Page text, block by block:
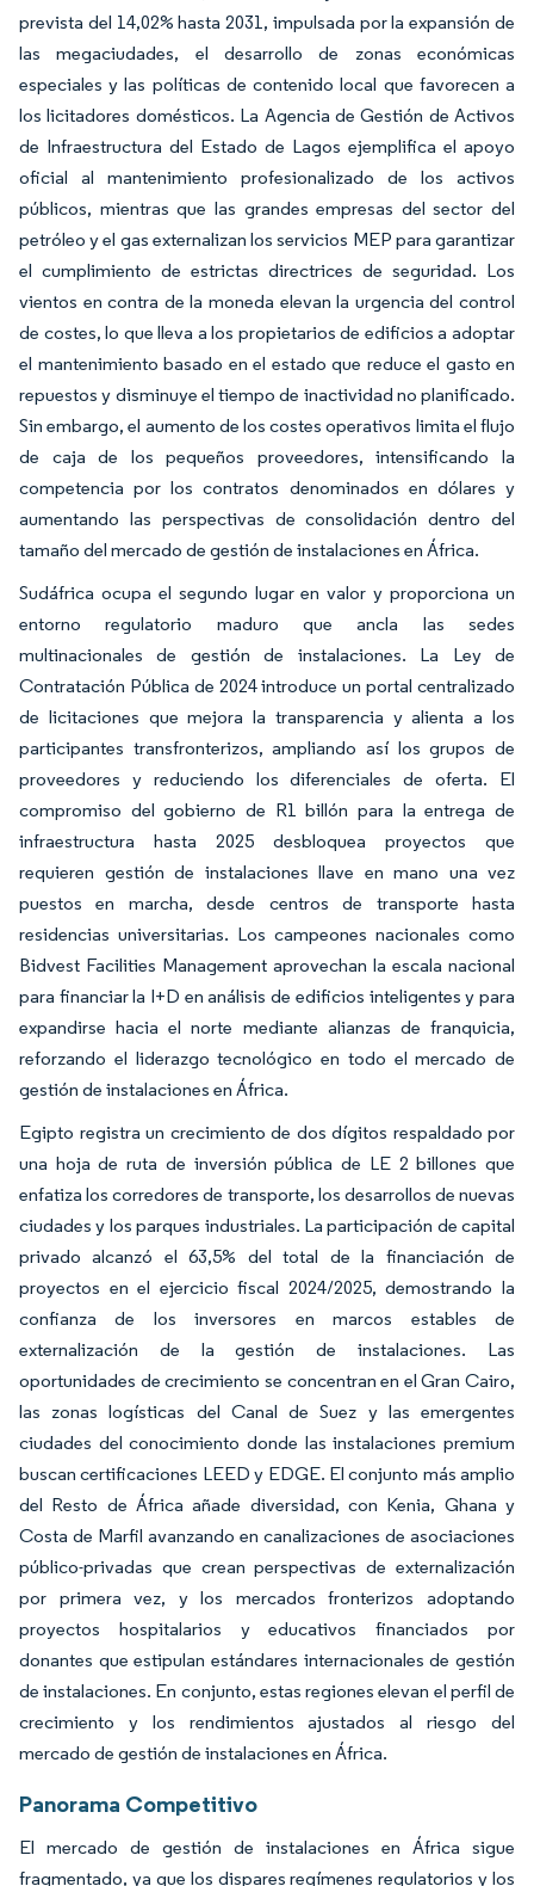
prevista del 14,02% hasta 2031, impulsada por la expansión de
las megaciudades, el desarrollo de zonas económicas
especiales y las políticas de contenido local que favorecen a
los licitadores domésticos. La Agencia de Gestión de Activos
de Infraestructura del Estado de Lagos ejemplifica el apoyo
oficial al mantenimiento profesionalizado de los activos
públicos, mientras que las grandes empresas del sector del
petróleo y el gas externalizan los servicios MEP para garantizar
el cumplimiento de estrictas directrices de seguridad. Los
vientos en contra de la moneda elevan la urgencia del control
de costes, lo que lleva a los propietarios de edificios a adoptar
el mantenimiento basado en el estado que reduce el gasto en
repuestos y disminuye el tiempo de inactividad no planificado.
Sin embargo, el aumento de los costes operativos limita el flujo
de caja de los pequeños proveedores, intensificando la
competencia por los contratos denominados en dólares y
aumentando las perspectivas de consolidación dentro del
tamaño del mercado de gestión de instalaciones en África.
Sudáfrica ocupa el segundo lugar en valor y proporciona un
entorno regulatorio maduro que ancla las sedes
multinacionales de gestión de instalaciones. La Ley de
Contratación Pública de 2024 introduce un portal centralizado
de licitaciones que mejora la transparencia y alienta a los
participantes transfronterizos, ampliando así los grupos de
proveedores y reduciendo los diferenciales de oferta. El
compromiso del gobierno de R1 billón para la entrega de
infraestructura hasta 2025 desbloquea proyectos que
requieren gestión de instalaciones llave en mano una vez
puestos en marcha, desde centros de transporte hasta
residencias universitarias. Los campeones nacionales como
Bidvest Facilities Management aprovechan la escala nacional
para financiar la I+D en análisis de edificios inteligentes y para
expandirse hacia el norte mediante alianzas de franquicia,
reforzando el liderazgo tecnológico en todo el mercado de
gestión de instalaciones en África.
Egipto registra un crecimiento de dos dígitos respaldado por
una hoja de ruta de inversión pública de LE 2 billones que
enfatiza los corredores de transporte, los desarrollos de nuevas
ciudades y los parques industriales. La participación de capital
privado alcanzó el 63,5% del total de la financiación de
proyectos en el ejercicio fiscal 2024/2025, demostrando la
confianza de los inversores en marcos estables de
externalización de la gestión de instalaciones. Las
oportunidades de crecimiento se concentran en el Gran Cairo,
las zonas logísticas del Canal de Suez y las emergentes
ciudades del conocimiento donde las instalaciones premium
buscan certificaciones LEED y EDGE. El conjunto más amplio
del Resto de África añade diversidad, con Kenia, Ghana y
Costa de Marfil avanzando en canalizaciones de asociaciones
público-privadas que crean perspectivas de externalización
por primera vez, y los mercados fronterizos adoptando
proyectos hospitalarios y educativos financiados por
donantes que estipulan estándares internacionales de gestión
de instalaciones. En conjunto, estas regiones elevan el perfil de
crecimiento y los rendimientos ajustados al riesgo del
mercado de gestión de instalaciones en África.
Panorama Competitivo
El mercado de gestión de instalaciones en África sigue
fragmentado, ya que los dispares regímenes regulatorios y los